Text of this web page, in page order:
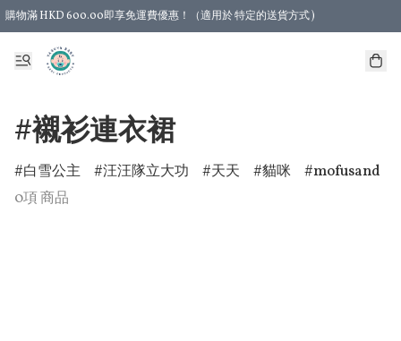
購物滿 HKD 600.00即享免運費優惠！（適用於 特定的送貨方式 )
#襯衫連衣裙
白雪公主 汪汪隊立大功 天天 貓咪
mofusand
0項 商品